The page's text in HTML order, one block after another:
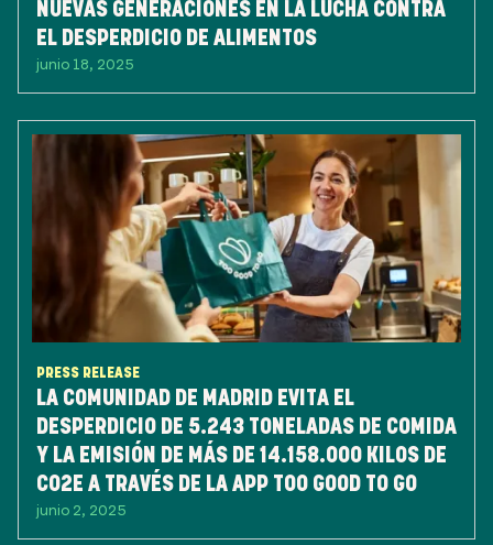
NUEVAS GENERACIONES EN LA LUCHA CONTRA
EL DESPERDICIO DE ALIMENTOS
junio 18, 2025
PRESS RELEASE
LA COMUNIDAD DE MADRID EVITA EL
DESPERDICIO DE 5.243 TONELADAS DE COMIDA
Y LA EMISIÓN DE MÁS DE 14.158.000 KILOS DE
CO2E A TRAVÉS DE LA APP TOO GOOD TO GO
junio 2, 2025